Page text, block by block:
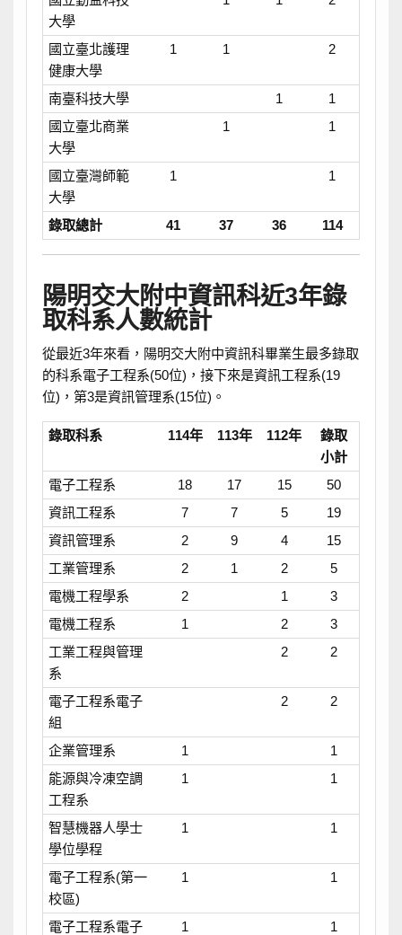
大學
國立臺北護理
健康大學
1 1 2
南臺科技大學 1
1
國立臺北商業
大學
1 1
國立臺灣師範
大學
1 1
錄取總計 41 37 36 114
陽明交大附中資訊科近3年錄
取科系人數統計
從最近3年來看，陽明交大附中資訊科畢業生最多錄取
的科系電子工程系(50位)，接下來是資訊工程系(19
位)，第3是資訊管理系(15位)。
錄取科系 114年 113年 112年
錄取
小計
電子工程系
18 17 15
50
資訊工程系
7 7 5
19
資訊管理系
2 9 4
15
工業管理系
2 1 2
5
電機工程學系
2 1
3
電機工程系
1 2
3
工業工程與管理
系
2 2
電子工程系電子
組
2 2
企業管理系 1
1
能源與冷凍空調
工程系
1 1
智慧機器人學士
學位學程
1 1
電子工程系(第一
校區)
1 1
電子工程系電子
1 1